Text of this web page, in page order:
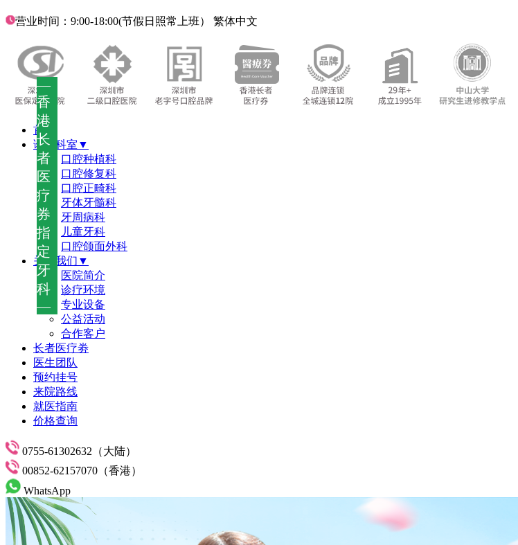
—
香
港
长
者
医
疗
券
指
定
牙
科
—
营业时间：9:00-18:00(节假日照常上班） 繁体中文
首页
诊疗科室▼
口腔种植科
口腔修复科
口腔正畸科
牙体牙髓科
牙周病科
儿童牙科
口腔颌面外科
关于我们▼
医院简介
诊疗环境
专业设备
公益活动
合作客户
长者医疗劵
医生团队
预约挂号
来院路线
就医指南
价格查询
0755-61302632（大陆）
00852-62157070（香港）
WhatsApp